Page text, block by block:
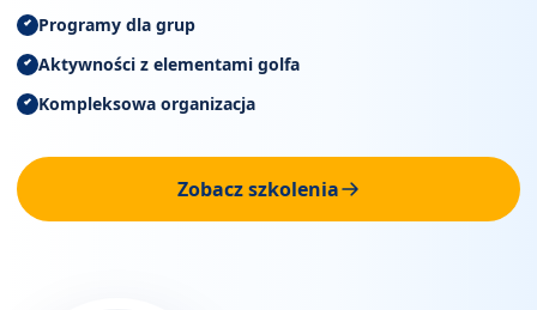
Programy dla grup
Aktywności z elementami golfa
Kompleksowa organizacja
Zobacz szkolenia